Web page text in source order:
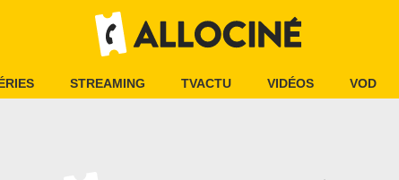
STREAMING TVACTU VIDÉOS VOD